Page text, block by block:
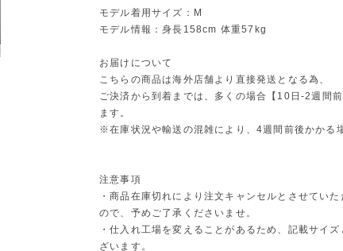
モデル着用サイズ：M
モデル情報：身長158cm 体重57kg
お届けについて
こちらの商品は海外店舗より直接発送となる為、
ご決済から到着までは、多くの場合【10日-2週間
ます。
※在庫状況や輸送の混雑により、4週間前後かかる
注意事項
・商品在庫切れにより注文キャンセルとさせてい
ので、予めご了承くださいませ。
・仕入れ工場を変えることがあるため、記載サイ
ざいます。